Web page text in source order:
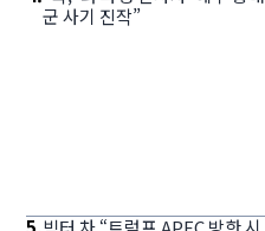
군 사기 진작”